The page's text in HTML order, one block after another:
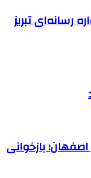
رسانه‌ای تبریز
بازخوانی